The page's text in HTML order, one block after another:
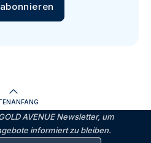
AVENUE Newsletter, um
informiert zu bleiben.